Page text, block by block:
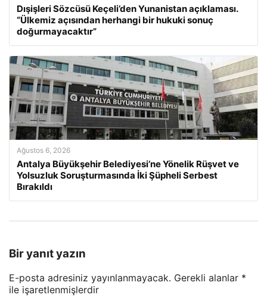
Dışişleri Sözcüsü Keçeli’den Yunanistan açıklaması.
“Ülkemiz açısından herhangi bir hukuki sonuç
doğurmayacaktır”
Ağustos 6, 2026
Antalya Büyükşehir Belediyesi’ne Yönelik Rüşvet ve
Yolsuzluk Soruşturmasında İki Şüpheli Serbest
Bırakıldı
Bir yanıt yazın
E-posta adresiniz yayınlanmayacak. Gerekli alanlar *
ile işaretlenmişlerdir